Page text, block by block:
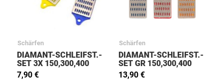
Schärfen
DIAMANT-SCHLEIFST.-
SET 3X 150,300,400
31900002
7,90 €
Schärfen
DIAMANT-SCHLEIFST.-
SET GR 150,300,400
31900003
13,90 €